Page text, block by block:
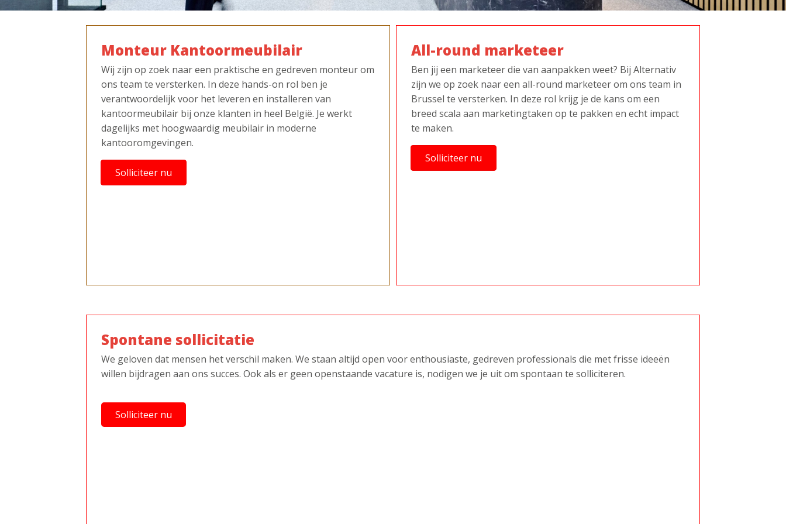
Monteur Kantoormeubilair
Wij zijn op zoek naar een praktische en gedreven monteur om
ons team te versterken. In deze hands-on rol ben je
verantwoordelijk voor het leveren en installeren van
kantoormeubilair bij onze klanten in heel België. Je werkt
dagelijks met hoogwaardig meubilair in moderne
kantooromgevingen.
Solliciteer nu
All-round marketeer
Ben jij een marketeer die van aanpakken weet? Bij Alternativ
zijn we op zoek naar een all-round marketeer om ons team in
Brussel te versterken. In deze rol krijg je de kans om een
breed scala aan marketingtaken op te pakken en echt impact
te maken.
Solliciteer nu
Spontane sollicitatie
We geloven dat mensen het verschil maken. We staan altijd open voor enthousiaste, gedreven professionals die met frisse ideeën
willen bijdragen aan ons succes. Ook als er geen openstaande vacature is, nodigen we je uit om spontaan te solliciteren.
Solliciteer nu